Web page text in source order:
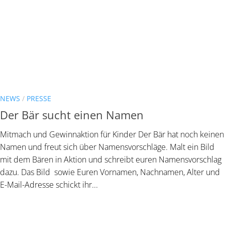
NEWS / PRESSE
Der Bär sucht einen Namen
Mitmach und Gewinnaktion für Kinder Der Bär hat noch keinen
Namen und freut sich über Namensvorschläge. Malt ein Bild
mit dem Bären in Aktion und schreibt euren Namensvorschlag
dazu. Das Bild sowie Euren Vornamen, Nachnamen, Alter und
E-Mail-Adresse schickt ihr...